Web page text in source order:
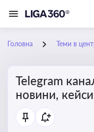
Головна Теми в
Telegram
новини,